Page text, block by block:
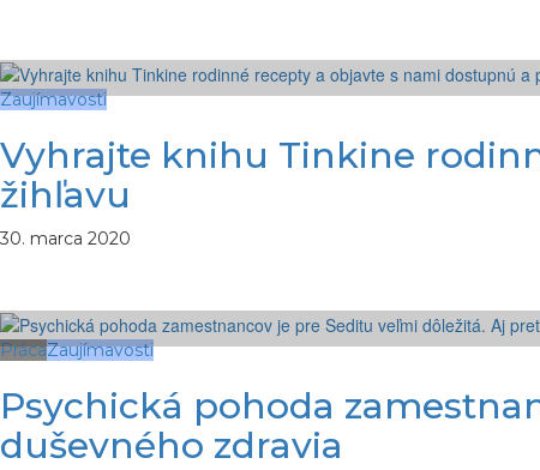
Zaujímavosti
Vyhrajte knihu Tinkine
žihľavu
30. marca 2020
PrácaZaujímavosti
Psychická pohoda
duševného zdravia